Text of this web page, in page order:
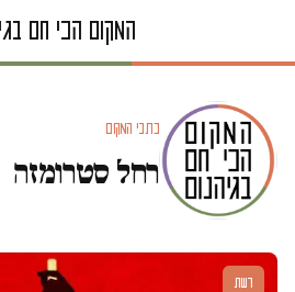
כתבי המקום
רחל סטרומזה
דעות